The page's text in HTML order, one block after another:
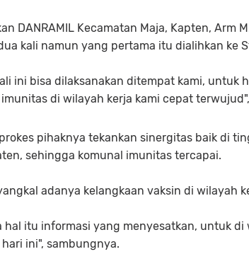
DANRAMIL Kecamatan Maja, Kapten, Arm
kali namun yang pertama itu dialihkan ke
ini bisa dilaksanakan ditempat kami, untuk
di wilayah kerja kami cepat
pihaknya tekankan sinergitas baik di
sehingga komunal imunitas tercapai.
adanya kelangkaan vaksin di wilayah
hal itu informasi yang menyesatkan, untuk
ini", sambungnya.